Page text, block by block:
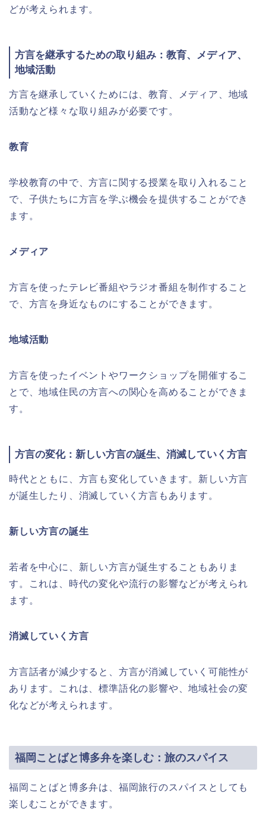
どが考えられます。
方言を継承するための取り組み：教育、メディア、
地域活動
方言を継承していくためには、教育、メディア、地域
活動など様々な取り組みが必要です。
教育
学校教育の中で、方言に関する授業を取り入れること
で、子供たちに方言を学ぶ機会を提供することができ
ます。
メディア
方言を使ったテレビ番組やラジオ番組を制作すること
で、方言を身近なものにすることができます。
地域活動
方言を使ったイベントやワークショップを開催するこ
とで、地域住民の方言への関心を高めることができま
す。
方言の変化：新しい方言の誕生、消滅していく方言
時代とともに、方言も変化していきます。新しい方言
が誕生したり、消滅していく方言もあります。
新しい方言の誕生
若者を中心に、新しい方言が誕生することもありま
す。これは、時代の変化や流行の影響などが考えられ
ます。
消滅していく方言
方言話者が減少すると、方言が消滅していく可能性が
あります。これは、標準語化の影響や、地域社会の変
化などが考えられます。
福岡ことばと博多弁を楽しむ：旅のスパイス
福岡ことばと博多弁は、福岡旅行のスパイスとしても
楽しむことができます。